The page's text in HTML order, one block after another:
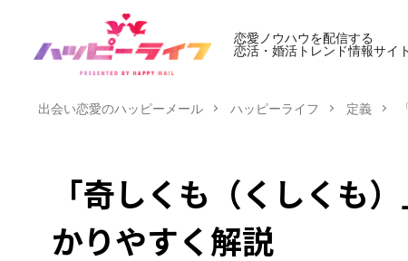
恋愛ノウハウを配信する
恋活・婚活トレンド情報サイト
出会い恋愛のハッピーメール ハッピーライフ 定義
「奇しくも（くしくも
かりやすく解説